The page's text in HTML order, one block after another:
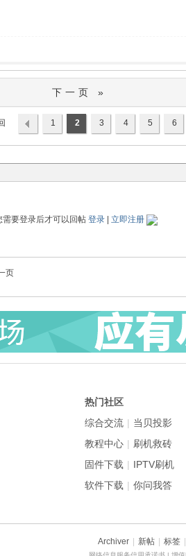
下一页 »
1 2 3 4 5 6
需要登录后才可以回帖 登录 立即注册
页
热门社区
综合交流 | 当贝投影
教程中心 | 刷机救砖
固件下载 | IPTV刷机
软件下载 | 你问我答
Archiver 新帖 标签